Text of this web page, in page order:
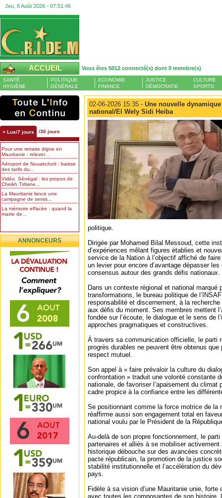
Jeu, 6 Août 2026 - 07:51:47
ACCUEIL Vous êtes 5012 connecté(s) dont 0 membre(s)
SANTÉ
HYGIÈNE
POLITIQUE
GÉNÉRALE
ECONOMIE
FINANCE
JUSTICE
DÉMOCRATIE
CULTURE
SPORTS
+ Lus/7 jours /30 jours
Pour une retraite digne en
Mauritanie : relever...
Aéroport de Nouakchott : baisse
des tarifs du...
Vidéo. Sénégal : les propos de
Cheikh Tidiane...
La Mauritanie lance une
campagne de semis...
La mémoire effacée : quand la
mairie de...
ANNONCEURS
02-06-2026 15:35 - Une nouvelle
national/El Wely Sidi Heiba
politique.
Dirigée par Mohamed Bilal Messoud, cette
d’expériences mêlant figures établies et
service de la Nation à l’objectif affiché de
un levier pour encore d’avantage dépasser
consensus autour des grands défis nationaux.
Dans un contexte régional et national marqué
transformations, le bureau politique de
responsabilité et discernement, à la
aux défis du moment. Ses membres mettent
fondée sur l’écoute, le dialogue et le sens de
approches pragmatiques et constructives.
À travers sa communication officielle, le parti
progrès durables ne peuvent être obtenus
respect mutuel.
Son appel à « faire prévaloir la culture du
confrontation » traduit une volonté constante
nationale, de favoriser l’apaisement du climat
cadre propice à la confiance entre les
Se positionnant comme la force motrice de la
réaffirme aussi son engagement total en
national voulu par le Président de la
Au-delà de son propre fonctionnement, le parti
partenaires et alliés à se mobiliser
historique débouche sur des avancées
pacte républicain, la promotion de la justice
stabilité institutionnelle et l’accélération du
pays.
Fidèle à sa vision d’une Mauritanie unie,
avec toutes les composantes de son histoire,